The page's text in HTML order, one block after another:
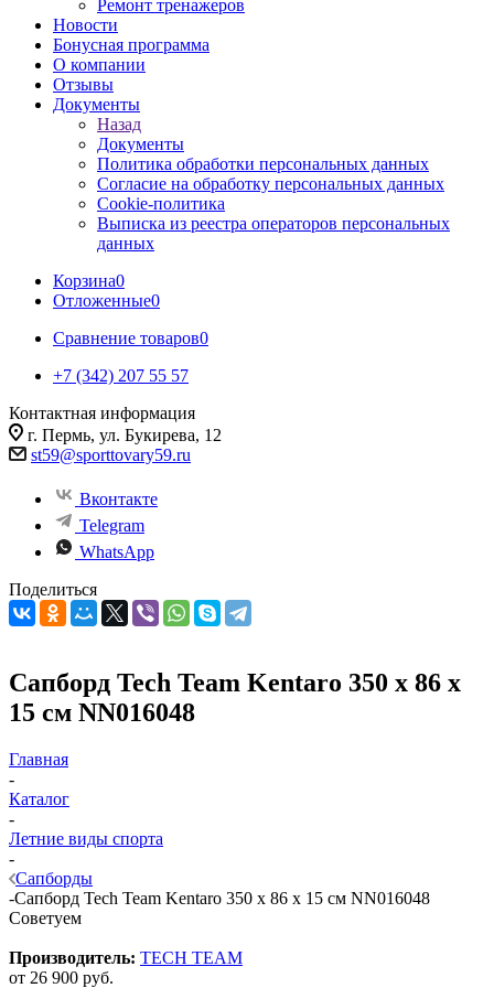
Ремонт тренажеров
Новости
Бонусная программа
О компании
Отзывы
Документы
Назад
Документы
Политика обработки персональных данных
Согласие на обработку персональных данных
Cookie-политика
Выписка из реестра операторов персональных
данных
Корзина0
Отложенные0
Сравнение товаров0
+7 (342) 207 55 57
Контактная информация
г. Пермь, ул. Букирева, 12
st59@sporttovary59.ru
Вконтакте
Telegram
WhatsApp
Поделиться
Сапборд Tech Team Kentaro 350 х 86 х
15 см NN016048
Главная
-
Каталог
-
Летние виды спорта
-
Сапборды
-Сапборд Tech Team Kentaro 350 х 86 х 15 см NN016048
Советуем
Производитель: TECH TEAM
от 26 900 руб.